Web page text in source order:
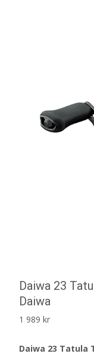
Daiwa 23
Daiwa
1 989 kr
Daiwa 23 Tatula